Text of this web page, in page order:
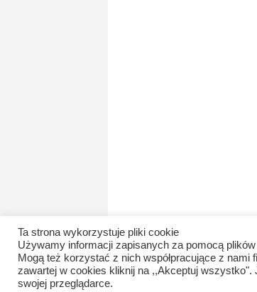
Ta strona wykorzystuje pliki cookie
Używamy informacji zapisanych za pomocą
Mogą też korzystać z nich współpracujące z
zawartej w cookies kliknij na ,,Akceptuj
swojej przeglądarce.